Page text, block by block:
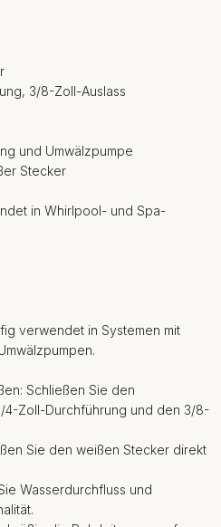
3/8-Zoll-Auslass
und Umwälzpumpe
Stecker
in Whirlpool- und Spa-
verwendet in Systemen mit
Schließen Sie den
4-Zoll-Durchführung und den 3/8-
Sie den weißen Stecker direkt
Wasserdurchfluss und